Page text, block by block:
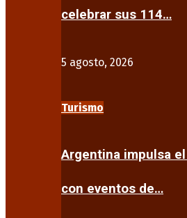
celebrar sus 114…
5 agosto, 2026
Turismo
Argentina impulsa
con eventos de…